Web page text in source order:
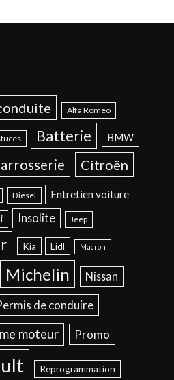
Alfa Romeo
Batterie BMW
Citroën
Diesel Entretien voiture
Insolite Jeep
Kia Lidl Macron
Michelin Nissan
de conduire
moteur Promo
Reprogrammation